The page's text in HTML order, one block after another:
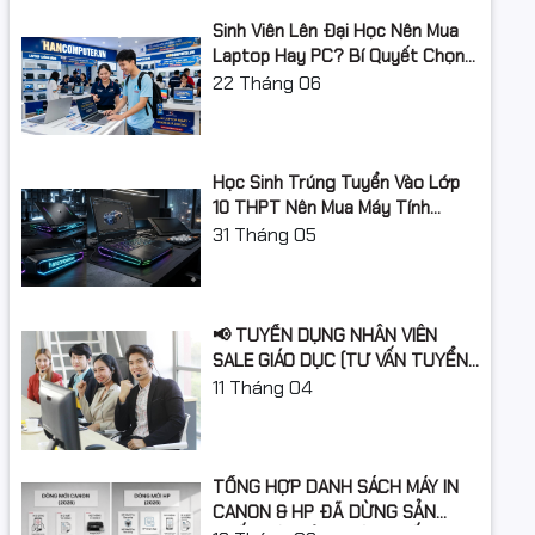
Sinh Viên Lên Đại Học Nên Mua
Laptop Hay PC? Bí Quyết Chọn
Máy Tính Đúng Nhu Cầu, Không
22 Tháng 06
Học Sinh Trúng Tuyển Vào Lớp
10 THPT Nên Mua Máy Tính
Laptop Gì Năm Học 2026 -
31 Tháng 05
📢 TUYỂN DỤNG NHÂN VIÊN
SALE GIÁO DỤC (TƯ VẤN TUYỂN
SINH)
11 Tháng 04
TỔNG HỢP DANH SÁCH MÁY IN
CANON & HP ĐÃ DỪNG SẢN